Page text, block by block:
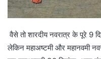
वैसे तो शारदीय नवरात्र के पूरे 9
लेकिन महाअष्टमी और महानवमी